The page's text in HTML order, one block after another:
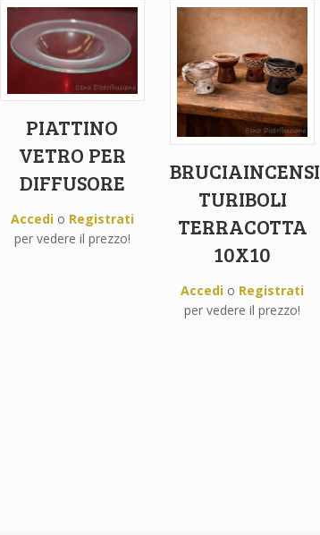
PIATTINO
VETRO PER
DIFFUSORE
Accedio Registrati
per vedere il prezzo!
BRUCIAINCENSI
TURIBOLI
TERRACOTTA
10X10
Accedi o Registrati
per vedere il prezzo!